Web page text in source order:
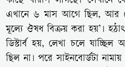
এখানে ৬ মাস আগে ছিল, আর
মূল্যে ঔষধ বিক্রয় করা হয়’।
ডিস্টার্ব হয়, লেখা চলে
ছিল না। পরে সাইনবোর্ডটা